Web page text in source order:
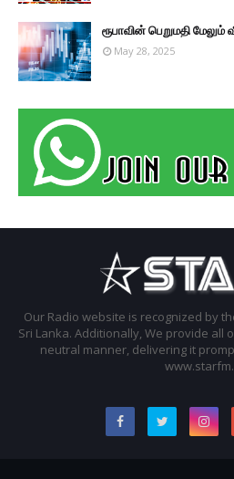
ரூபாவின் பெறுமதி மேலும்
May 28, 2025
Our Radio website is recognized by
Sri Lanka. Additionally, We provide all
neutral manner, delivering it